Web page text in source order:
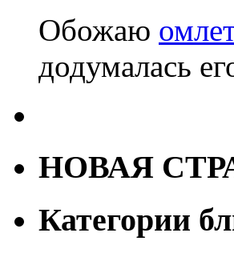
Обожаю
додумалась
НОВАЯ
Категории